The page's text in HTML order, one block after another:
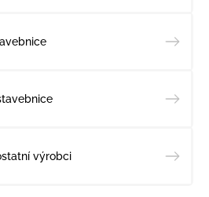
výrobci